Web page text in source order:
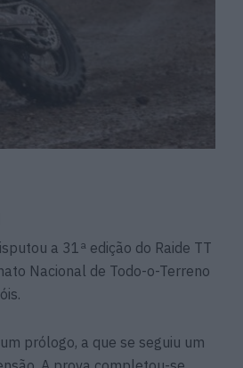
a 31ª edição do Raide TT
Nacional de Todo-o-Terreno
prólogo, a que se seguiu um